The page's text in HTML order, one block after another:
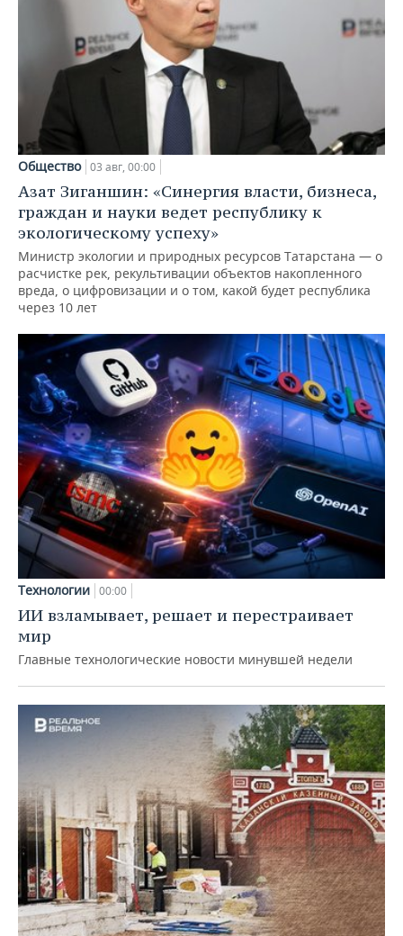
Общество 03 авг, 00:00
Азат Зиганшин: «Синергия власти, бизнеса,
граждан и науки ведет республику к
экологическому успеху»
Министр экологии и природных ресурсов Татарстана — о
расчистке рек, рекультивации объектов накопленного
вреда, о цифровизации и о том, какой будет республика
через 10 лет
Технологии 00:00
ИИ взламывает, решает и перестраивает
мир
Главные технологические новости минувшей недели